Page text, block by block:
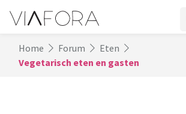
Home Forum
Eten
Vegetarisch eten en gasten